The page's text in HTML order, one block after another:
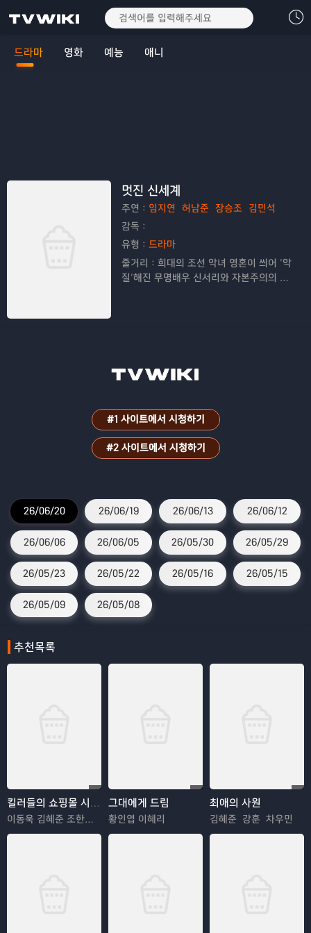
드라마 영화 예능 애니
멋진 신세계
주연： 임지연 허남준 장승조 김민석
감독：
유형： 드라마
줄거리： 희대의 조선 악녀 영혼이 씌어 ‘악
질’해진 무명배우 신서리와 자본주의의 괴
#1 사이트에서 시청하기
#2 사이트에서 시청하기
26/06/20 26/06/19 26/06/13 26/06/12
26/06/06 26/06/05 26/05/30 26/05/29
26/05/23 26/05/22 26/05/16 26/05/15
26/05/09 26/05/08
추천목록
킬러들의 쇼핑몰 시즌2
이동욱 김혜준 조한선 김해나
그대에게 드림
황인엽 이혜리
최애의 사원
김혜준 강훈 차우민